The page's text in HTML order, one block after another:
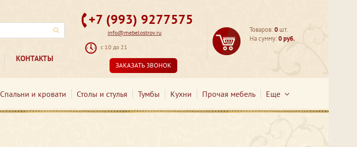
КОНТАКТЫ
+7 (993) 9277575
info@mebelostrov.ru
с 10 до 21
ЗАКАЗАТЬ ЗВОНОК
Товаров:0 шт.
На сумму:0 руб.
Спальни и кровати Столы и стулья Тумбы Кухни Прочая мебель Еще